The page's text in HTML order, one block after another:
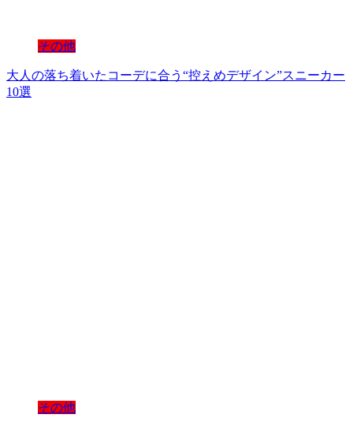
その他
大人の落ち着いたコーデに合う“控えめデザイン”スニーカー
10選
その他